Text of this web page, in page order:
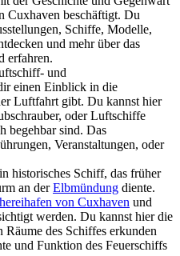
Cuxhaven beschäftigt. Du
Schiffe, Modelle,
und mehr über das
erfahren.
und
einen Einblick in die
Luftfahrt gibt. Du kannst hier
oder Luftschiffe
begehbar sind. Das
Veranstaltungen, oder
historisches Schiff, das früher
an derElbmündung diente.
von Cuxhaven und
werden. Du kannst hier die
des Schiffes erkunden
und Funktion des Feuerschiffs